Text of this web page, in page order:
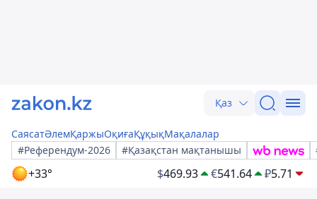
Қаз
СаясатӘлемҚаржыОқиғаҚұқықМақалалар
#Референдум-2026
#Қазақстан мақтанышы
+33° $469.93 €541.64 ₽5.71